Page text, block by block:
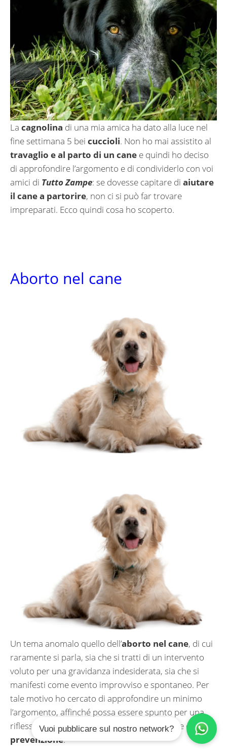
La cagnolina di una mia amica ha dato alla luce nel
fine settimana 5 bei cuccioli. Non ho mai assistito al
travaglio e al parto di un cane e quindi ho deciso
di approfondire l’argomento e di condividerlo con voi
amici di Tutto Zampe: se dovesse capitare di aiutare
il cane a partorire, non ci si può far trovare
impreparati. Ecco quindi cosa ho scoperto.
Aborto nel cane
Un tema anomalo quello dell’aborto nel cane, di cui
raramente si parla, sia che si tratti di un intervento
voluto per una gravidanza indesiderata, sia che si
manifesti come evento improvviso e spontaneo. Per
tale motivo ho cercato di approfondire un minimo
l’argomento, affinché possa essere spunto per una
riflessione oltre che per attuare alcune forme di
prevenzione.
Vuoi pubblicare sul nostro network?